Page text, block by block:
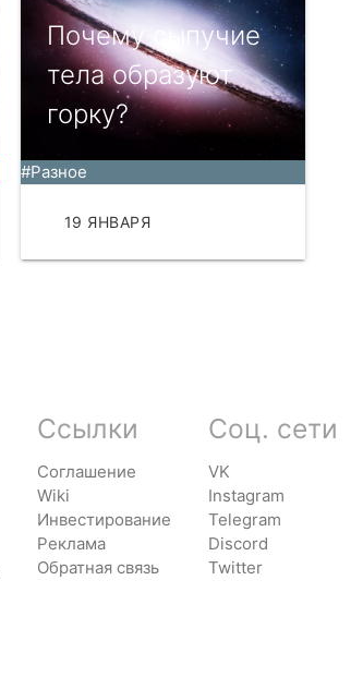
Почему сыпучие
тела образуют
горку?
#Разное
19 ЯНВАРЯ
Ссылки
Соглашение
Wiki
Инвестирование
Реклама
Обратная связь
Соц. сети
VK
Instagram
Telegram
Discord
Twitter